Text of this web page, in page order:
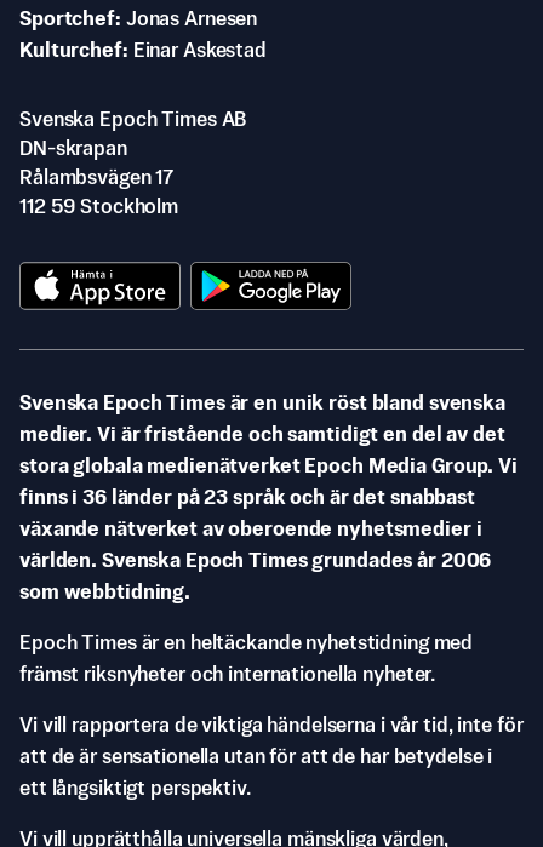
Sportchef Jonas Arnesen
Kulturchef
Einar Askestad
Svenska Epoch Times AB
DN-skrapan
Rålambsvägen 17
112 59 Stockholm
Svenska Epoch Times är en unik röst bland svenska
medier. Vi är fristående och samtidigt en del av det
stora globala medienätverket Epoch Media Group. Vi
finns i 36 länder på 23 språk och är det snabbast
växande nätverket av oberoende nyhetsmedier i
världen. Svenska Epoch Times grundades år 2006
som webbtidning.
Epoch Times är en heltäckande nyhetstidning med
främst riksnyheter och internationella nyheter.
Vi vill rapportera de viktiga händelserna i vår tid, inte för
att de är sensationella utan för att de har betydelse i
ett långsiktigt perspektiv.
Vi vill upprätthålla universella mänskliga värden,